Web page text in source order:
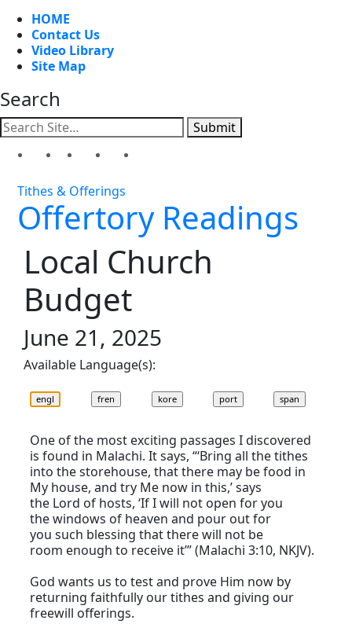
HOME
Contact Us
Video Library
Site Map
Search
Submit
Tithes & Offerings
Offertory Readings
Local Church
Budget
June 21, 2025
Available Language(s):
One of the most exciting passages I discovered
is found in Malachi. It says, “‘Bring all the tithes
into the storehouse, that there may be food in
My house, and try Me now in this,’ says
the Lord of hosts, ‘If I will not open for you
the windows of heaven and pour out for
you such blessing that there will not be
room enough to receive it’” (Malachi 3:10, NKJV).
God wants us to test and prove Him now by
returning faithfully our tithes and giving our
freewill offerings.